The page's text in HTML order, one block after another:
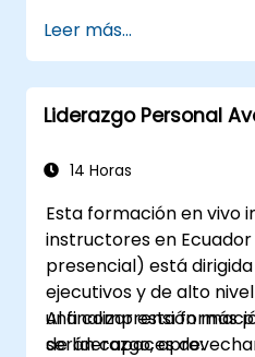
y EVP
Publicar ofertas
empleo
Recibir una lista
Leer más...
Liderazgo Personal
14 Horas
Esta formación en vivo
instructores en
presencial) está
ejecutivos y de alto
una comprensión más
de liderazgo,
Al finalizar esta
serán capaces de: